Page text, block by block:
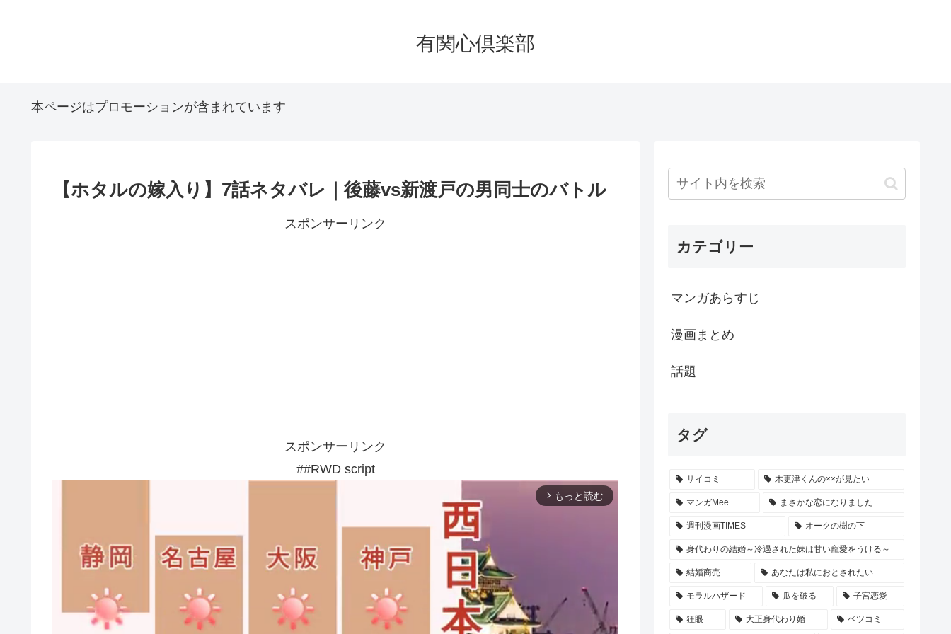
有関心倶楽部
本ページはプロモーションが含まれています
【ホタルの嫁入り】7話ネタバレ｜後藤vs新渡戸の男同士のバトル
スポンサーリンク
スポンサーリンク
##RWD script
arrow_forward_ios もっと読む
カテゴリー
マンガあらすじ
漫画まとめ
話題
タグ
サイコミ 木更津くんの××が見たい
マンガMee まさかな恋になりました
週刊漫画TIMES オークの樹の下
身代わりの結婚～冷遇された妹は甘い寵愛をうける～
結婚商売 あなたは私におとされたい
モラルハザード 瓜を破る 子宮恋愛
狂眼 大正身代わり婚 ベツコミ